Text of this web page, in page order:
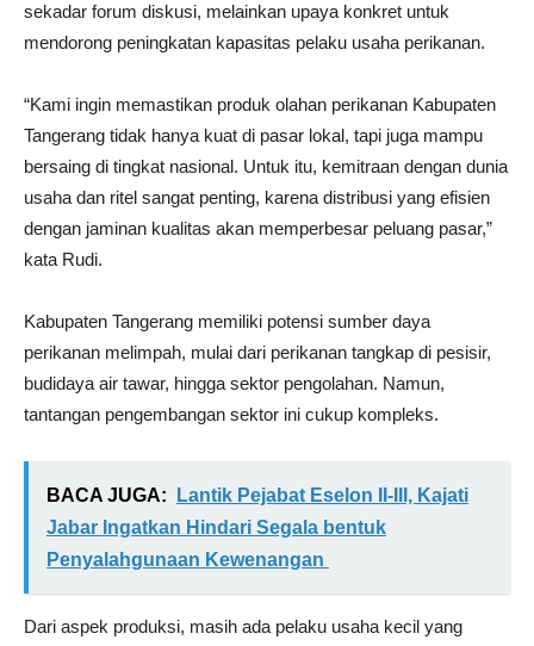
sekadar forum diskusi, melainkan upaya konkret untuk
mendorong peningkatan kapasitas pelaku usaha perikanan.
“Kami ingin memastikan produk olahan perikanan Kabupaten
Tangerang tidak hanya kuat di pasar lokal, tapi juga mampu
bersaing di tingkat nasional. Untuk itu, kemitraan dengan dunia
usaha dan ritel sangat penting, karena distribusi yang efisien
dengan jaminan kualitas akan memperbesar peluang pasar,”
kata Rudi.
Kabupaten Tangerang memiliki potensi sumber daya
perikanan melimpah, mulai dari perikanan tangkap di pesisir,
budidaya air tawar, hingga sektor pengolahan. Namun,
tantangan pengembangan sektor ini cukup kompleks.
BACA JUGA:
Lantik Pejabat Eselon II-III, Kajati
Jabar Ingatkan Hindari Segala bentuk
Penyalahgunaan Kewenangan
Dari aspek produksi, masih ada pelaku usaha kecil yang